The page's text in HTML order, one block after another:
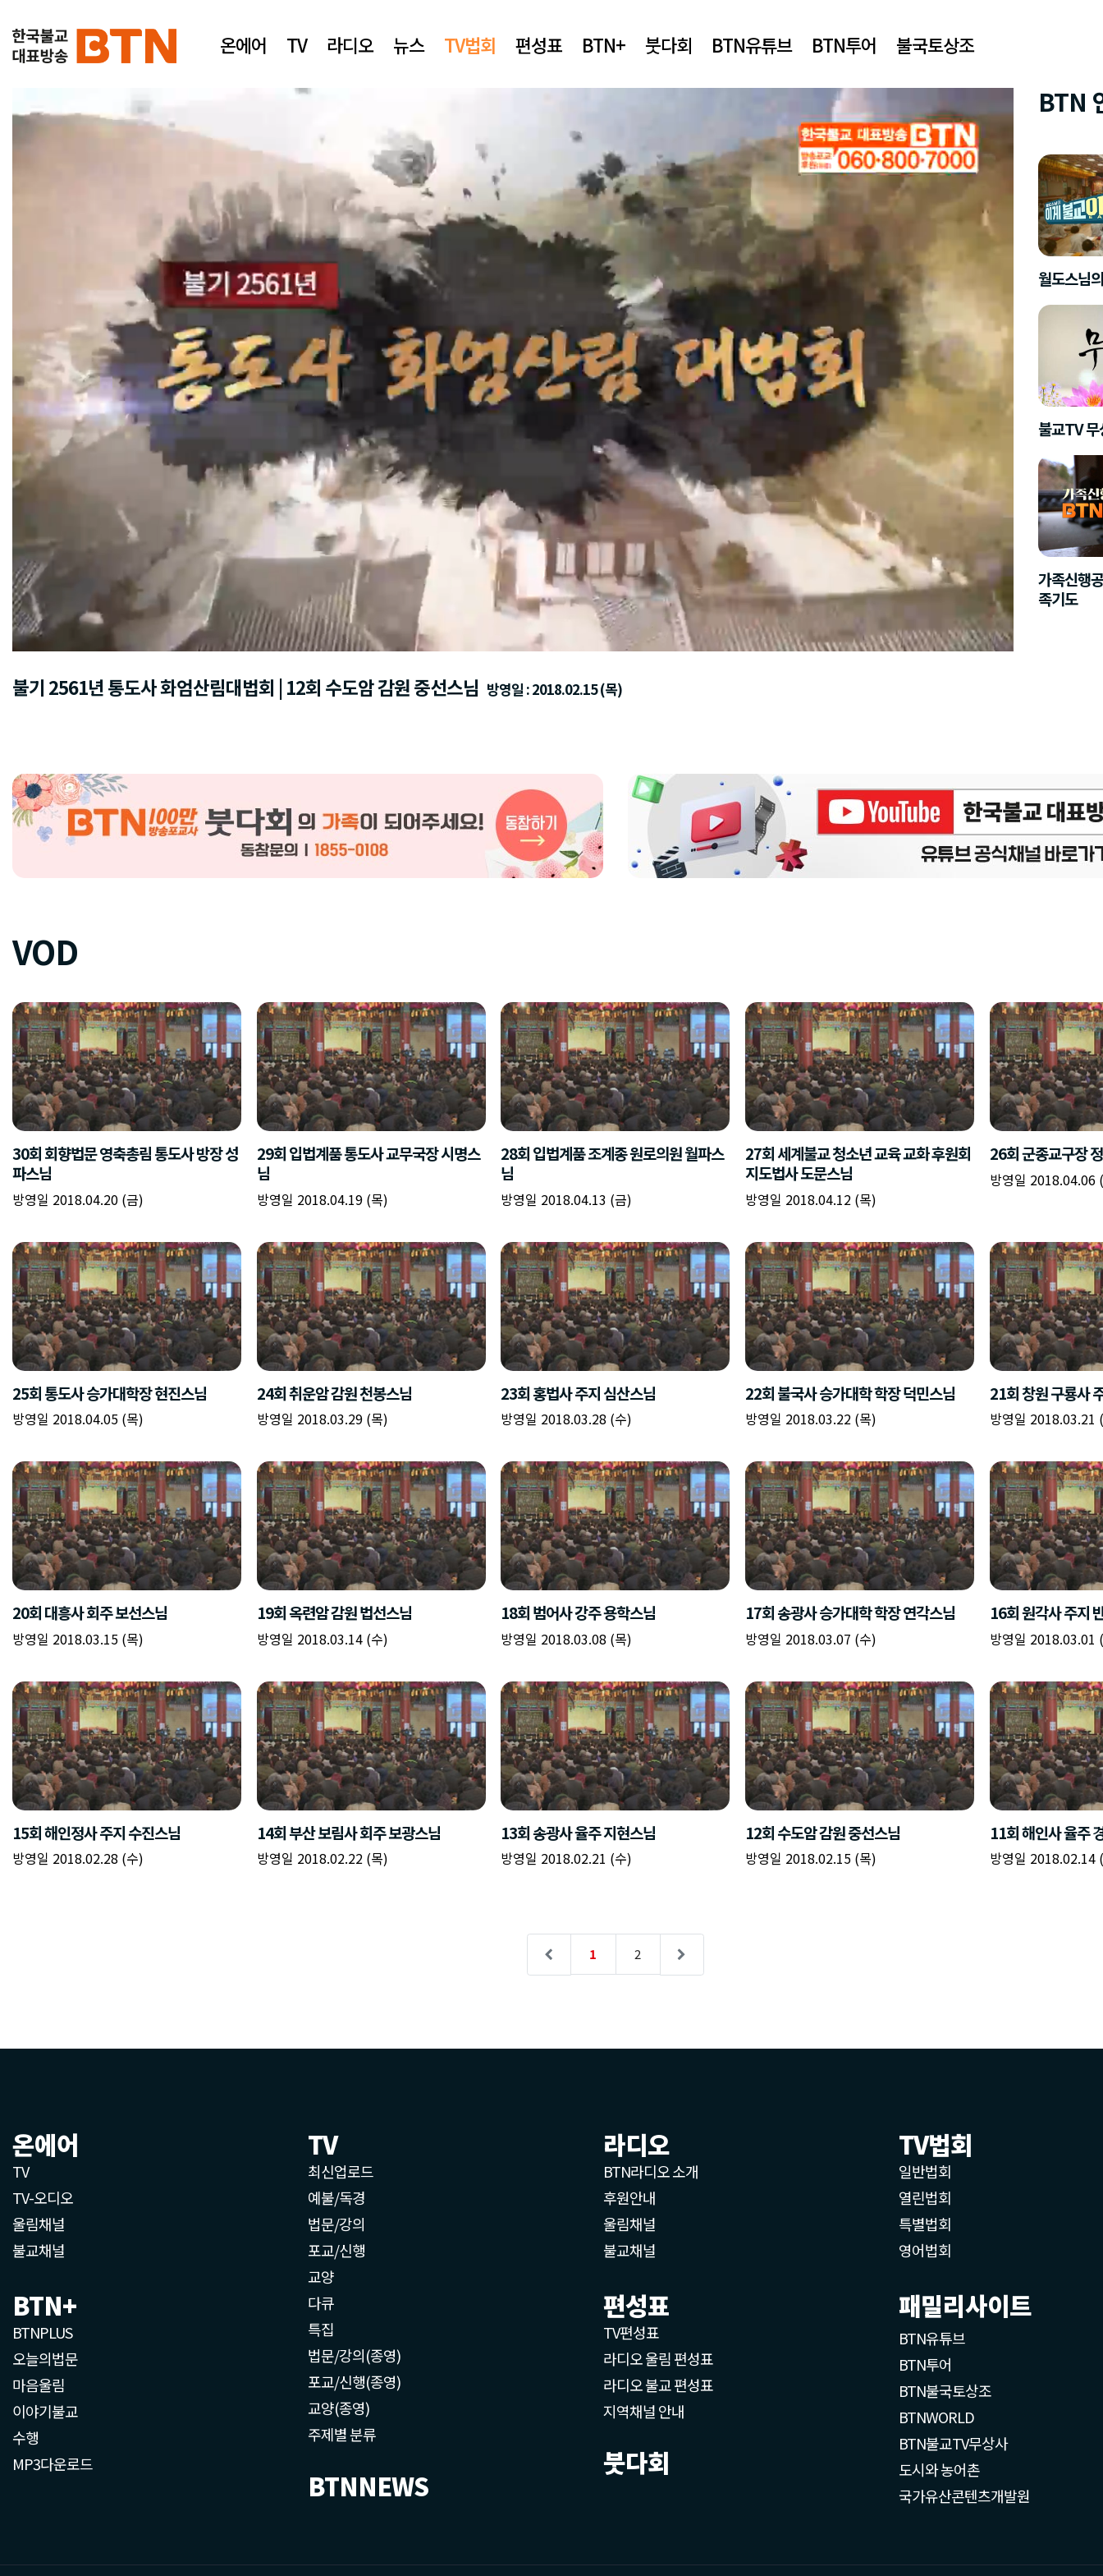
온에어 TV 라디오 뉴스 TV법회 편성표 BTN+ 붓다회 BTN유튜브 BTN투어 불국토상조
책
갈
피
입
력
이름
시간
확인
닫기
구
간
반
복
입
력
이름
시작시간
종료시간
확인
닫기
플
레
이
리
스
트
추
가
이름
주소
이미지
확인
닫기
BTN
월도스님
불교TV
가족신행
족기도
불기 2561년 통도사 화엄산림대법회 | 12회 수도암 감원 중선스님 방영일 : 2018.02.15 (목)
온에어
TV
TV-오디오
울림채널
불교채널
BTN+
BTNPLUS
오늘의법문
마음울림
이야기불교
수행
MP3다운로드
TV
최신업로드
예불/독경
법문/강의
포교/신행
교양
다큐
특집
법문/강의(종영)
포교/신행(종영)
교양(종영)
주제별 분류
BTNNEWS
라디오
BTN라디오 소개
후원안내
울림채널
불교채널
편성표
TV편성표
라디오 울림 편성표
라디오 불교 편성표
지역채널 안내
붓다회
TV법회
일반법회
열린법회
특별법회
영어법회
패밀리사이트
BTN유튜브
BTN투어
BTN불국토상조
BTNWORLD
BTN불교TV무상사
도시와 농어촌
국가유산콘텐츠개발원